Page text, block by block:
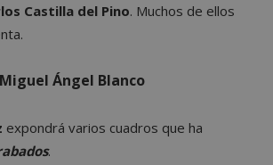
Castilla del Pino. Muchos de ellos
Miguel Ángel Blanco
expondrá varios cuadros que ha
.